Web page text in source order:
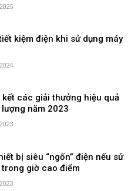
kiệm điện khi sử dụng máy
kết các giải thưởng hiệu quả
lượng năm 2023
bị siêu “ngốn” điện nếu sử
trong giờ cao điểm